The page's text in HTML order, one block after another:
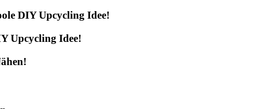
Upcycling Idee!